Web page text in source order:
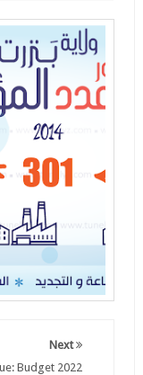
Next
Budget 2022